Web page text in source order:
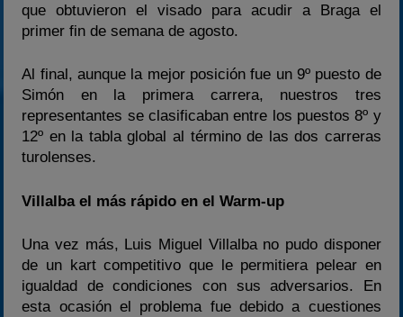
que obtuvieron el visado para acudir a Braga el
primer fin de semana de agosto.
Al final, aunque la mejor posición fue un 9º puesto de
Simón en la primera carrera, nuestros tres
representantes se clasificaban entre los puestos 8º y
12º en la tabla global al término de las dos carreras
turolenses.
Villalba el más rápido en el Warm-up
Una vez más, Luis Miguel Villalba no pudo disponer
de un kart competitivo que le permitiera pelear en
igualdad de condiciones con sus adversarios. En
esta ocasión el problema fue debido a cuestiones